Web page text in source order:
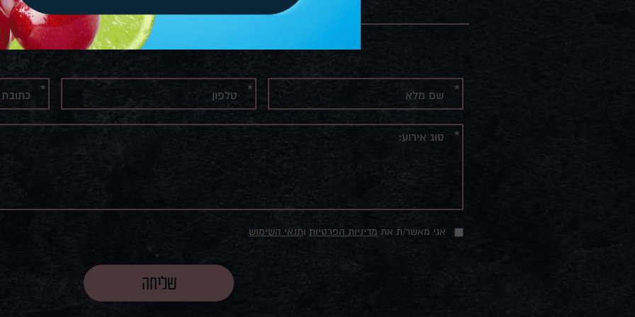
מלאו פרטים ונשמח לחזור
אנא
מלאו
את
אני מאשר/ת את מדיניות הפרטיות תנאי השימוש